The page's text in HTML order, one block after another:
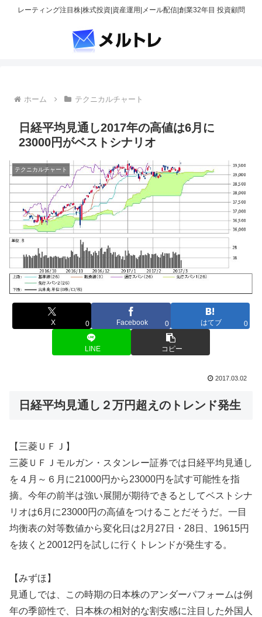
レーティング注目株|株式投資|資産運用|メール配信|創業32年目 投資顧問
ホーム テクニカルチャート
日経平均見通し2017年の高値は6月に
23000円がベストシナリオ
テクニカルチャート
X 0 Facebook 0 はてブ 0
LINE コピー
2017.03.02
日経平均見通し２万円超えのトレンド発生
【三菱ＵＦＪ】
三菱ＵＦＪモルガン・スタンレー証券では日経平均見通し
を４月～６月に21000円から23000円を試す可能性を指
摘。今年の前半は強い展開が期待できるとしてベストシナ
リオは6月に23000円の高値をつけることだそうだ。一目
均衡表の対等数値から変化日は2月27日・28日、19615円
を抜くと20012円を試しに行くトレンドが発生する。
【みずほ】
見通しでは、この時期の日本株のアンダーパフォームは例
年の季節性で、日本株の相対的な割安感に注目した外国人